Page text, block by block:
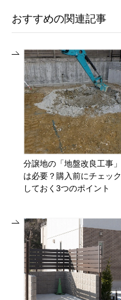
おすすめの関連記事
分譲地の「地盤改良工事」
は必要？購入前にチェック
しておく3つのポイント